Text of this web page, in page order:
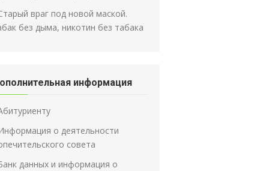
враг под новой маской.
без дыма, никотин без табака
информация
о деятельности
совета
данных и информация о